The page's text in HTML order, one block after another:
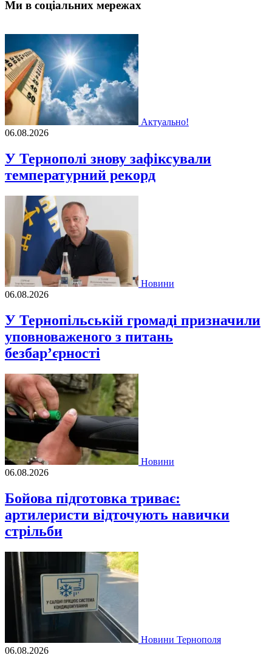
Ми в соціальних мережах
Актуально!
06.08.2026
У Тернополі знову зафіксували
температурний рекорд
Новини
06.08.2026
У Тернопільській громаді призначили
уповноваженого з питань
безбар’єрності
Новини
06.08.2026
Бойова підготовка триває:
артилеристи відточують навички
стрільби
Новини Тернополя
06.08.2026